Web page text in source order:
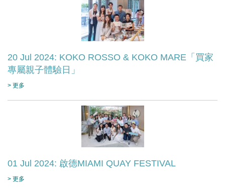
20 Jul 2024: KOKO ROSSO & KOKO MARE「買家
專屬親子體驗日」
> 更多
01 Jul 2024: 啟德MIAMI QUAY FESTIVAL
> 更多